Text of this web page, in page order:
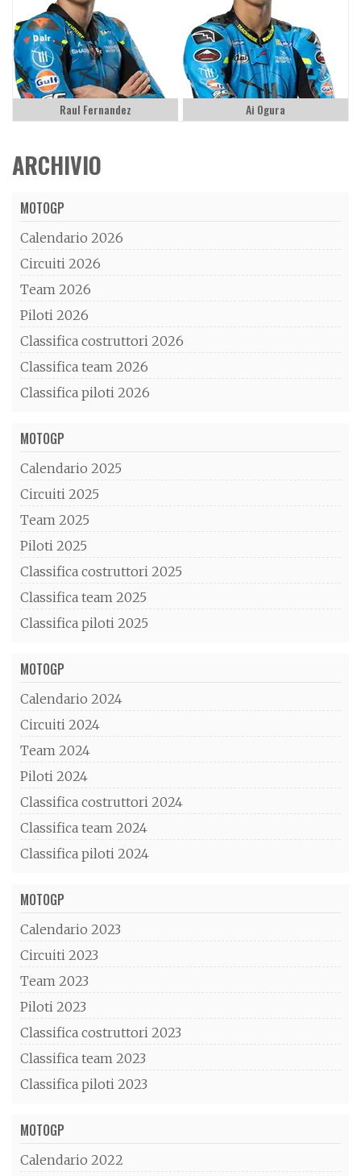
Raul Fernandez Ai Ogura
ARCHIVIO
MOTOGP
Calendario 2026
Circuiti 2026
Team 2026
Piloti 2026
Classifica costruttori 2026
Classifica team 2026
Classifica piloti 2026
MOTOGP
Calendario 2025
Circuiti 2025
Team 2025
Piloti 2025
Classifica costruttori 2025
Classifica team 2025
Classifica piloti 2025
MOTOGP
Calendario 2024
Circuiti 2024
Team 2024
Piloti 2024
Classifica costruttori 2024
Classifica team 2024
Classifica piloti 2024
MOTOGP
Calendario 2023
Circuiti 2023
Team 2023
Piloti 2023
Classifica costruttori 2023
Classifica team 2023
Classifica piloti 2023
MOTOGP
Calendario 2022